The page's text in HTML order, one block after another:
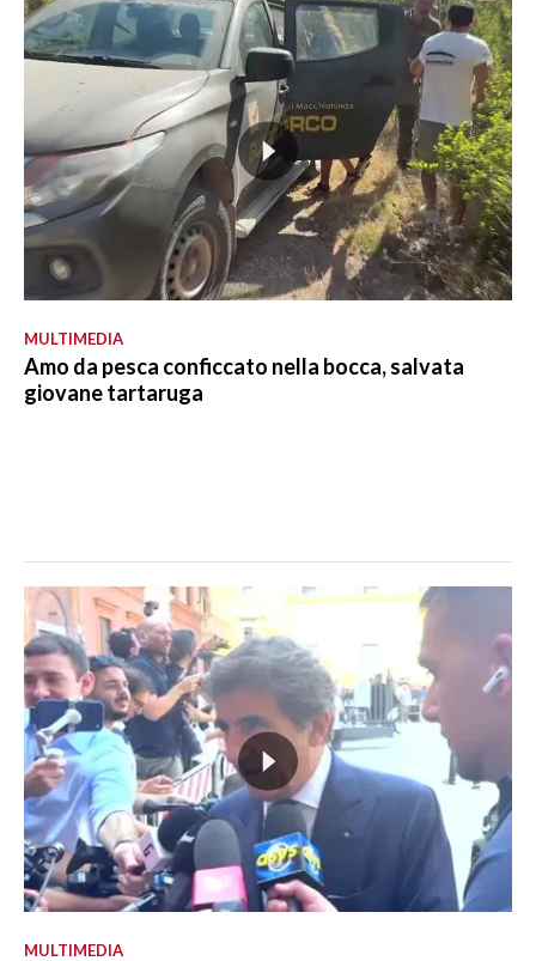
MULTIMEDIA
Amo da pesca conficcato nella bocca, salvata
giovane tartaruga
MULTIMEDIA